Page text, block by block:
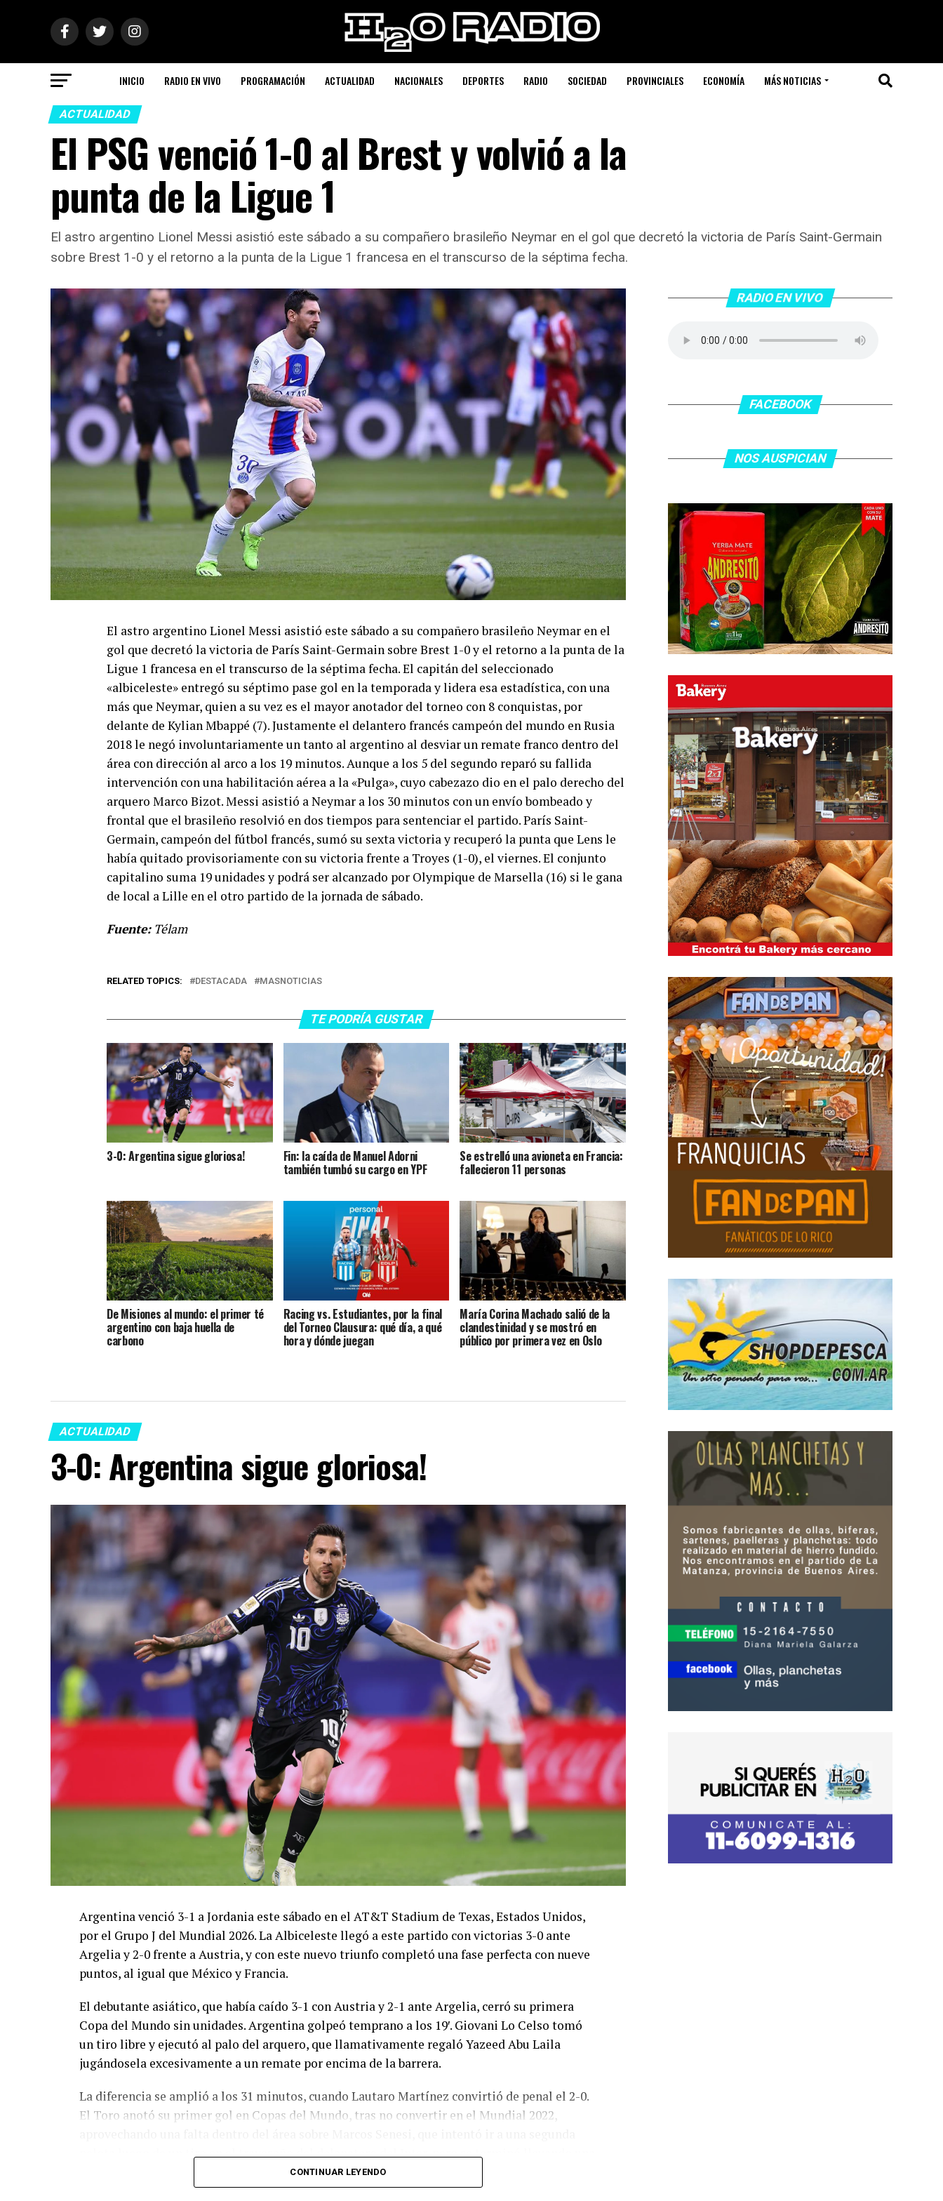
INICIO RADIO EN VIVO PROGRAMACIÓN ACTUALIDAD NACIONALES DEPORTES RADIO SOCIEDAD PROVINCIALES ECONOMÍA MÁS NOTICIAS
ACTUALIDAD
El PSG venció 1-0 al Brest y volvió a la
punta de la Ligue 1
El astro argentino Lionel Messi asistió este sábado a su compañero brasileño Neymar en el gol que decretó la victoria de París Saint-Germain
sobre Brest 1-0 y el retorno a la punta de la Ligue 1 francesa en el transcurso de la séptima fecha.
El astro argentino Lionel Messi asistió este sábado a su compañero brasileño Neymar en el
gol que decretó la victoria de París Saint-Germain sobre Brest 1-0 y el retorno a la punta de la
Ligue 1 francesa en el transcurso de la séptima fecha. El capitán del seleccionado
«albiceleste» entregó su séptimo pase gol en la temporada y lidera esa estadística, con una
más que Neymar, quien a su vez es el mayor anotador del torneo con 8 conquistas, por
delante de Kylian Mbappé (7). Justamente el delantero francés campeón del mundo en Rusia
2018 le negó involuntariamente un tanto al argentino al desviar un remate franco dentro del
área con dirección al arco a los 19 minutos. Aunque a los 5 del segundo reparó su fallida
intervención con una habilitación aérea a la «Pulga», cuyo cabezazo dio en el palo derecho del
arquero Marco Bizot. Messi asistió a Neymar a los 30 minutos con un envío bombeado y
frontal que el brasileño resolvió en dos tiempos para sentenciar el partido. París Saint-
Germain, campeón del fútbol francés, sumó su sexta victoria y recuperó la punta que Lens le
había quitado provisoriamente con su victoria frente a Troyes (1-0), el viernes. El conjunto
capitalino suma 19 unidades y podrá ser alcanzado por Olympique de Marsella (16) si le gana
de local a Lille en el otro partido de la jornada de sábado.
Fuente:Télam
RELATED TOPICS: DESTACADA MASNOTICIAS
TE PODRÍA GUSTAR
3-0: Argentina sigue gloriosa! Fin: la caída de Manuel Adorni
también tumbó su cargo en YPF
Se estrelló una avioneta en Francia:
fallecieron 11 personas
De Misiones al mundo: el primer té
argentino con baja huella de
carbono
Racing vs. Estudiantes, por la final
del Torneo Clausura: qué día, a qué
hora y dónde juegan
María Corina Machado salió de la
clandestinidad y se mostró en
público por primera vez en Oslo
ACTUALIDAD
3-0: Argentina sigue gloriosa!
Argentina venció 3-1 a Jordania este sábado en el AT&T Stadium de Texas, Estados Unidos,
por el Grupo J del Mundial 2026. La Albiceleste llegó a este partido con victorias 3-0 ante
Argelia y 2-0 frente a Austria, y con este nuevo triunfo completó una fase perfecta con nueve
puntos, al igual que México y Francia.
El debutante asiático, que había caído 3-1 con Austria y 2-1 ante Argelia, cerró su primera
Copa del Mundo sin unidades. Argentina golpeó temprano a los 19′. Giovani Lo Celso tomó
un tiro libre y ejecutó al palo del arquero, que llamativamente regaló Yazeed Abu Laila
jugándosela excesivamente a un remate por encima de la barrera.
La diferencia se amplió a los 31 minutos, cuando Lautaro Martínez convirtió de penal el 2-0.
El Toro anotó su primer gol en Copas del Mundo, tras no convertir en el Mundial 2022,
pelota luego de un tiro en el travesaño del delanatero del Inter, pero se terminó llevando una
CONTINUAR LEYENDO
RADIO EN VIVO
FACEBOOK
NOS AUSPICIAN